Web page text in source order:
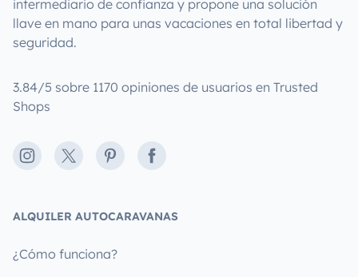
intermediario de confianza y propone una solución
llave en mano para unas vacaciones en total libertad y
seguridad.
3.84/5 sobre 1170 opiniones de usuarios en Trusted
Shops
Instagram
X PinterestFacebook
ALQUILER AUTOCARAVANAS
¿Cómo funciona?